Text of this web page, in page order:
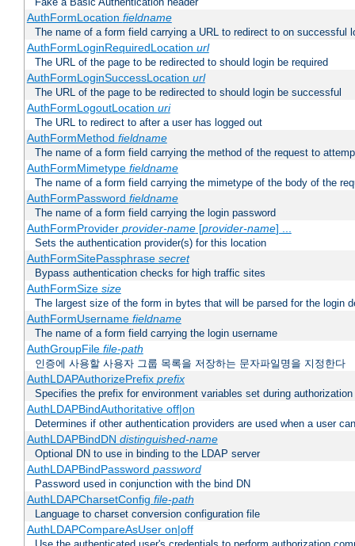
AuthFormLocation fieldname
The name of a form field carrying a URL to redirect to on successful
AuthFormLoginRequiredLocation url
The URL of the page to be redirected to should login be required
AuthFormLoginSuccessLocation url
The URL of the page to be redirected to should login be successful
AuthFormLogoutLocation uri
The URL to redirect to after a user has logged out
AuthFormMethod fieldname
The name of a form field carrying the method of the request to
AuthFormMimetype fieldname
The name of a form field carrying the mimetype of the body of the
AuthFormPassword fieldname
The name of a form field carrying the login password
AuthFormProvider provider-name[provider-name] ...
Sets the authentication provider(s) for this location
AuthFormSitePassphrase secret
Bypass authentication checks for high traffic sites
AuthFormSize size
The largest size of the form in bytes that will be parsed for the login
AuthFormUsername fieldname
The name of a form field carrying the login username
AuthGroupFile file-path
인증에 사용할 사용자 그룹 목록을 저장하는 문자파일명을 지정한다
AuthLDAPAuthorizePrefix prefix
Specifies the prefix for environment variables set during authorization
AuthLDAPBindAuthoritative off|on
Determines if other authentication providers are used when a user
AuthLDAPBindDN distinguished-name
Optional DN to use in binding to the LDAP server
AuthLDAPBindPassword password
Password used in conjunction with the bind DN
AuthLDAPCharsetConfig file-path
Language to charset conversion configuration file
AuthLDAPCompareAsUser on|off